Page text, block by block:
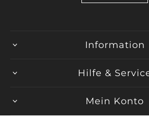
Information
Hilfe &
Mein Konto